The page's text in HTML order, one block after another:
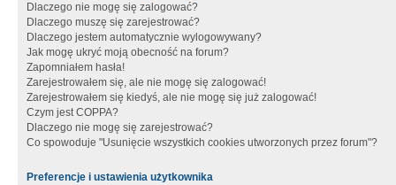
Dlaczego nie mogę się zalogować?
Dlaczego muszę się zarejestrować?
Dlaczego jestem automatycznie wylogowywany?
Jak mogę ukryć moją obecność na forum?
Zapomniałem hasła!
Zarejestrowałem się, ale nie mogę się zalogować!
Zarejestrowałem się kiedyś, ale nie mogę się już zalogować!
Czym jest COPPA?
Dlaczego nie mogę się zarejestrować?
Co spowoduje "Usunięcie wszystkich cookies utworzonych przez forum"?
Preferencje i ustawienia użytkownika